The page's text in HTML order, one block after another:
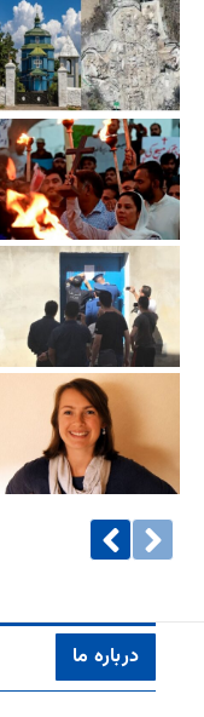
درباره ما